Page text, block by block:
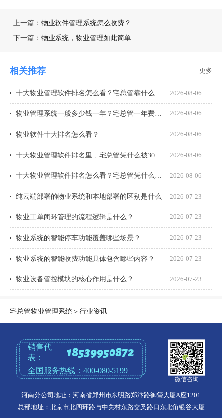
上一篇： 物业软件管理系统怎么收费？
下一篇： 物业系统，物业管理如此简单
相关推荐 更多
2026-08-06
2026-08-06
物业软件十大排名怎么看？ 2026-08-06
2026-08-06
十大物业管理软件排名怎么看？宅总管凭什么能进榜？ 2026-08-06
纯云端部署的物业系统和本地部署的区别是什么 2026-07-23
物业工单闭环管理的流程逻辑是什么？ 2026-07-23
物业系统的智能停车功能覆盖哪些场景？ 2026-07-23
物业系统的智能收费功能具体包含哪些内容？ 2026-07-23
物业设备管控模块的核心作用是什么？ 2026-07-23
宅总管物业管理系统＞行业资讯
销售代
表：
18539950872
全国服务热线：400-080-5199
微信咨询
河南分公司地址：河南省郑州市东明路郑汴路御玺大厦A座1201
总部地址：北京市北四环路与中关村东路交叉路口东北角银谷大厦